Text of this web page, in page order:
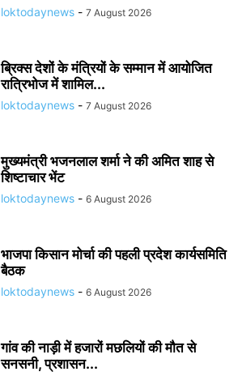
loktodaynews - 7 August 2026
ब्रिक्स देशों के मंत्रियों के सम्मान में आयोजित
रात्रिभोज में शामिल...
loktodaynews - 7 August 2026
मुख्यमंत्री भजनलाल शर्मा ने की अमित शाह से
शिष्टाचार भेंट
loktodaynews - 6 August 2026
भाजपा किसान मोर्चा की पहली प्रदेश कार्यसमिति
बैठक
loktodaynews - 6 August 2026
गांव की नाड़ी में हजारों मछलियों की मौत से
सनसनी, प्रशासन...